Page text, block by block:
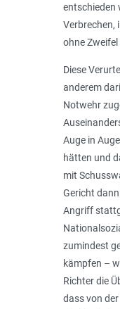
entschieden
Verbrechen,
ohne
Diese
anderem
Notwehr
Auge in
hätten und
mit
Gericht
Angriff
zumindest
kämpfen –
Richter die
dass von